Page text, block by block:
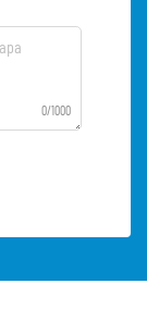
0/1000